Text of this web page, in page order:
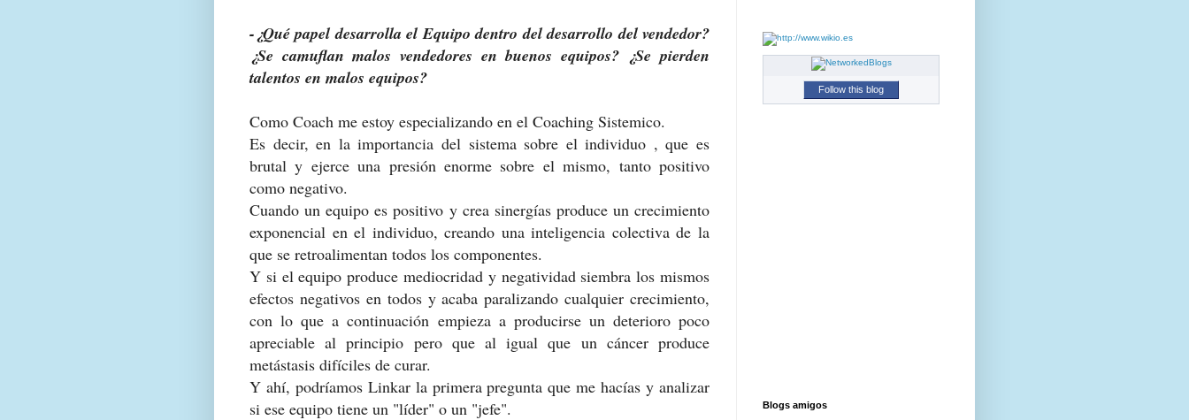
-¿Qué papel desarrolla el Equipo dentro del desarrollo del vendedor?
¿Se camuflan malos vendedores en buenos equipos? ¿Se pierden
talentos en malos equipos?
Como Coach me estoy especializando en el Coaching Sistemico.
Es decir, en la importancia del sistema sobre el individuo , que es
brutal y ejerce una presión enorme sobre el mismo, tanto positivo
como negativo.
Cuando un equipo es positivo y crea sinergías produce un crecimiento
exponencial en el individuo, creando una inteligencia colectiva de la
que se retroalimentan todos los componentes.
Y si el equipo produce mediocridad y negatividad siembra los mismos
efectos negativos en todos y acaba paralizando cualquier crecimiento,
con lo que a continuación empieza a producirse un deterioro poco
apreciable al principio pero que al igual que un cáncer produce
metástasis difíciles de curar.
Y ahí, podríamos Linkar la primera pregunta que me hacías y analizar
si ese equipo tiene un "líder" o un "jefe".
Follow this blog
Blogs amigos